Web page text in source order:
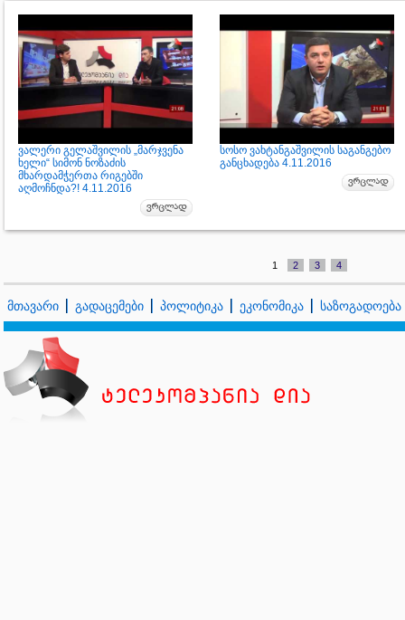
ვალერი გელაშვილის „მარჯვენა
ხელი“ სიმონ ნოზაძის
მხარდამჭერთა რიგებში
აღმოჩნდა?! 4.11.2016
სოსო ვახტანგაშვილის საგანგებო
განცხადება 4.11.2016
1 2 3 4
მთავარი გადაცემები პოლიტიკა ეკონომიკა საზოგადოება